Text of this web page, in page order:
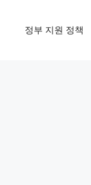
정부 지원 정책